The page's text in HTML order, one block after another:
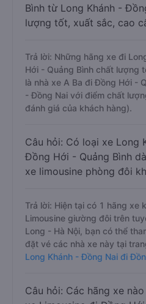
Bình từ Long Khánh -
lượng tốt, xuất sắc, cao
Trả lời: Những hãng xe đi
Hới - Quảng Bình chất lượng
là nhà xe A Ba đi Đồng Hới -
- Đồng Nai với điểm chất
đánh giá của khách hàng).
Câu hỏi: Có loại xe Long
Đồng Hới - Quảng Bình
xe limousine phòng đôi
Trả lời: Hiện tại có 1 hãng xe
Limousine giường đôi trên
Long - Hà Nội, bạn có thể
đặt vé các nhà xe này tại
Long Khánh - Đồng Nai đi
Câu hỏi: Các hãng xe